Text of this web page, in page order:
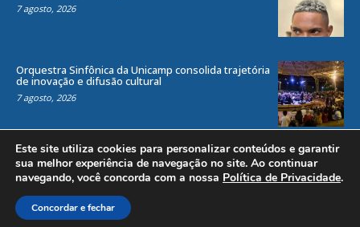
7 agosto, 2026
Orquestra Sinfônica da Unicamp consolida trajetória
de inovação e difusão cultural
7 agosto, 2026
Todos os direitos reservados ao site Jornal Local® -by
Agência Criosites (
Este site utiliza cookies para personalizar conteúdos e garantir
sua melhor experiência de navegação no site. Ao continuar
navegando, você concorda com a nossa Política de Privacidade.
Concordar e fechar